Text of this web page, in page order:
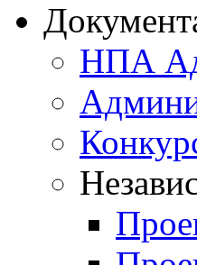
НПА